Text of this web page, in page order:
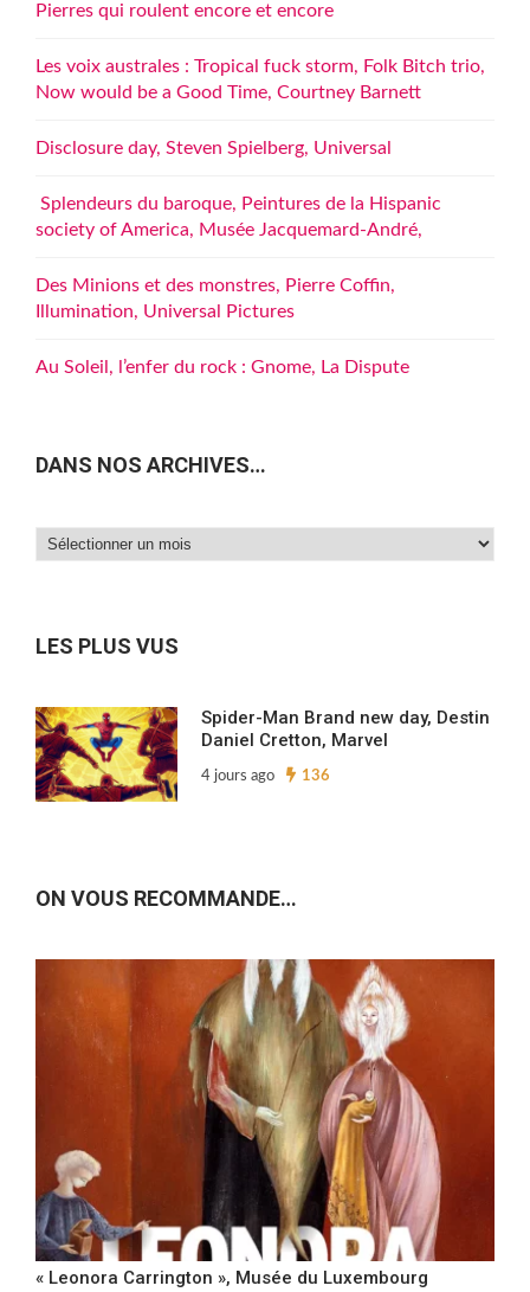
Pierres qui roulent encore et encore
Les voix australes : Tropical fuck storm, Folk Bitch trio,
Now would be a Good Time, Courtney Barnett
Disclosure day, Steven Spielberg, Universal
Splendeurs du baroque, Peintures de la Hispanic
society of America, Musée Jacquemard-André,
Des Minions et des monstres, Pierre Coffin,
Illumination, Universal Pictures
Au Soleil, l’enfer du rock : Gnome, La Dispute
DANS NOS ARCHIVES…
Dans
LES PLUS VUS
Spider-Man Brand new day, Destin
Daniel Cretton, Marvel
4 jours ago 136
ON VOUS RECOMMANDE…
« Leonora Carrington », Musée du Luxembourg